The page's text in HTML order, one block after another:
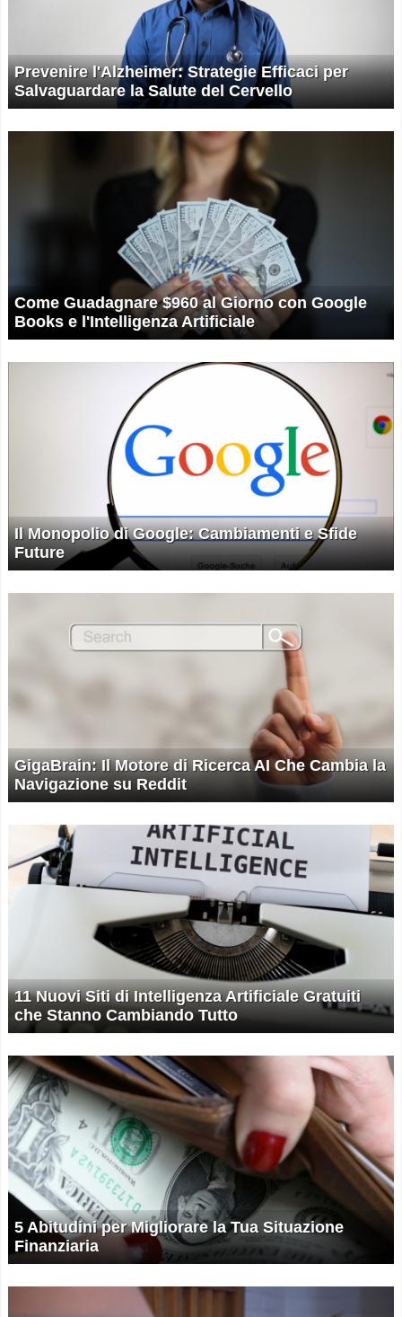
Prevenire l'Alzheimer: Strategie Efficaci per
Salvaguardare la Salute del Cervello
Come Guadagnare $960 al Giorno con Google
Books e l'Intelligenza Artificiale
Il Monopolio di Google: Cambiamenti e Sfide
Future
GigaBrain: Il Motore di Ricerca AI Che Cambia la
Navigazione su Reddit
11 Nuovi Siti di Intelligenza Artificiale Gratuiti
che Stanno Cambiando Tutto
5 Abitudini per Migliorare la Tua Situazione
Finanziaria